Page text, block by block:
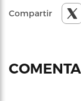
Compartir